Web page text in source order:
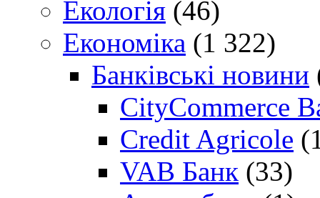
Екологія (46)
Економіка (1 322)
Банківські новини
CityCommerce
Credit Agricole
VAB Банк (33)